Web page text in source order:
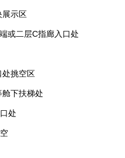
展示区
二层C指廊入口处
处挑空区
舱下扶梯处
处